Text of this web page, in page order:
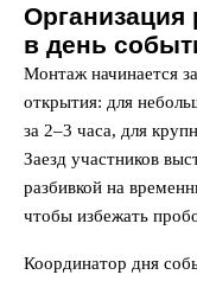
Организация
в день
Монтаж начинается
открытия: для
за 2–3 часа, для
Заезд участников
разбивкой на
чтобы избежать
Координатор дня